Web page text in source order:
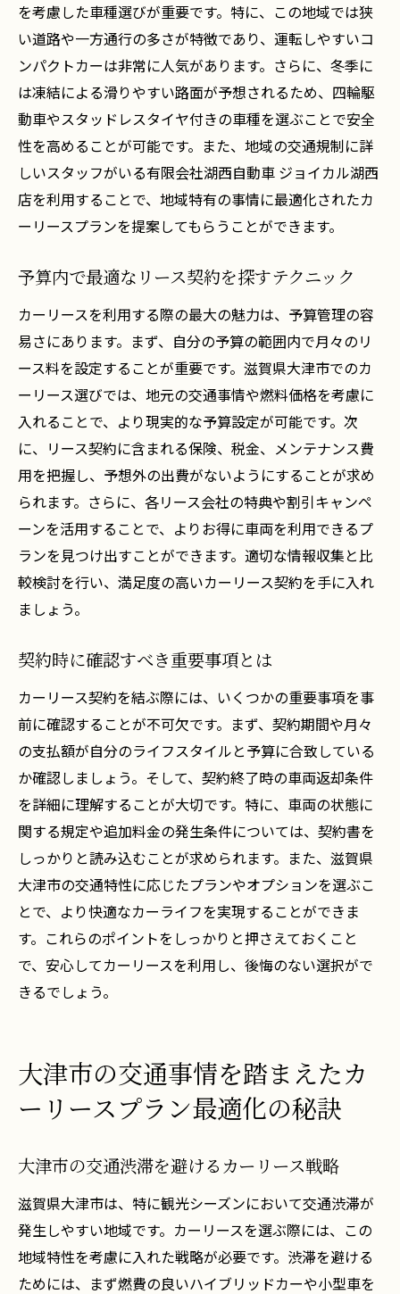
を考慮した車種選びが重要です。特に、この地域では狭
い道路や一方通行の多さが特徴であり、運転しやすいコ
ンパクトカーは非常に人気があります。さらに、冬季に
は凍結による滑りやすい路面が予想されるため、四輪駆
動車やスタッドレスタイヤ付きの車種を選ぶことで安全
性を高めることが可能です。また、地域の交通規制に詳
しいスタッフがいる有限会社湖西自動車 ジョイカル湖西
店を利用することで、地域特有の事情に最適化されたカ
ーリースプランを提案してもらうことができます。
予算内で最適なリース契約を探すテクニック
カーリースを利用する際の最大の魅力は、予算管理の容
易さにあります。まず、自分の予算の範囲内で月々のリ
ース料を設定することが重要です。滋賀県大津市でのカ
ーリース選びでは、地元の交通事情や燃料価格を考慮に
入れることで、より現実的な予算設定が可能です。次
に、リース契約に含まれる保険、税金、メンテナンス費
用を把握し、予想外の出費がないようにすることが求め
られます。さらに、各リース会社の特典や割引キャンペ
ーンを活用することで、よりお得に車両を利用できるプ
ランを見つけ出すことができます。適切な情報収集と比
較検討を行い、満足度の高いカーリース契約を手に入れ
ましょう。
契約時に確認すべき重要事項とは
カーリース契約を結ぶ際には、いくつかの重要事項を事
前に確認することが不可欠です。まず、契約期間や月々
の支払額が自分のライフスタイルと予算に合致している
か確認しましょう。そして、契約終了時の車両返却条件
を詳細に理解することが大切です。特に、車両の状態に
関する規定や追加料金の発生条件については、契約書を
しっかりと読み込むことが求められます。また、滋賀県
大津市の交通特性に応じたプランやオプションを選ぶこ
とで、より快適なカーライフを実現することができま
す。これらのポイントをしっかりと押さえておくこと
で、安心してカーリースを利用し、後悔のない選択がで
きるでしょう。
大津市の交通事情を踏まえたカ
ーリースプラン最適化の秘訣
大津市の交通渋滞を避けるカーリース戦略
滋賀県大津市は、特に観光シーズンにおいて交通渋滞が
発生しやすい地域です。カーリースを選ぶ際には、この
地域特性を考慮に入れた戦略が必要です。渋滞を避ける
ためには、まず燃費の良いハイブリッドカーや小型車を